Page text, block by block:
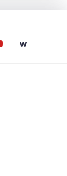
Kendi